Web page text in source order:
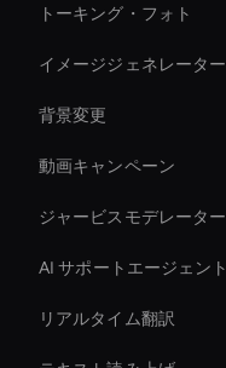
トーキング・フォト
イメージジェネレーター
背景変更
動画キャンペーン
ジャービスモデレーター
AI サポートエージェント
リアルタイム翻訳